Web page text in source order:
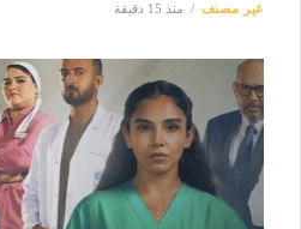
غير مصنف منذ 15 دقيقة